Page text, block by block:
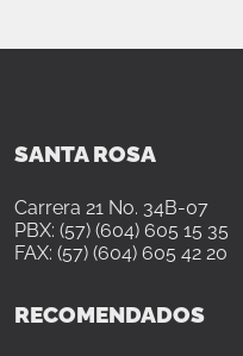
SANTA ROSA
Carrera 21 No. 34B-07
PBX: (57) (604) 605 15 35
FAX: (57) (604) 605 42 20
RECOMENDADOS